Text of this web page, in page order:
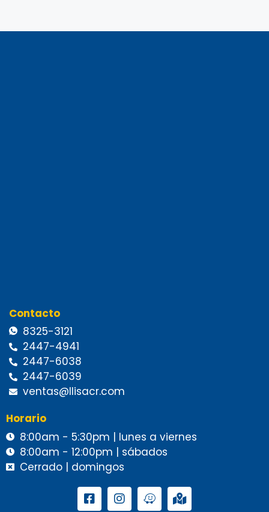
Contacto
8325-3121
2447-4941
2447-6038
2447-6039
ventas@llisacr.com
Horario
8:00am - 5:30pm | lunes a viernes
8:00am - 12:00pm | sábados
Cerrado | domingos